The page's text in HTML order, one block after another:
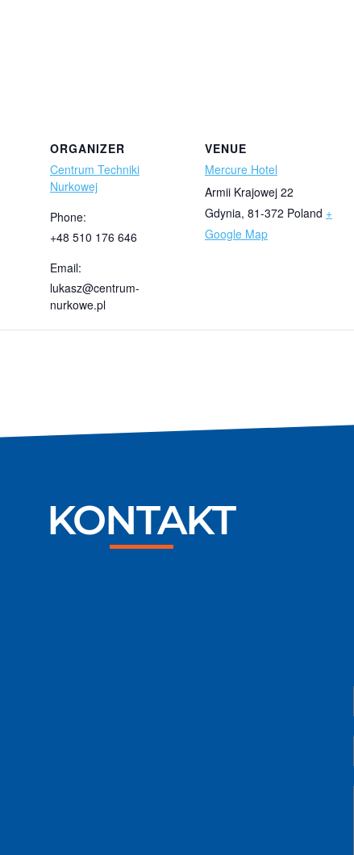
ORGANIZER
Centrum Techniki
Nurkowej
Phone:
+48 510 176 646
Email:
lukasz@centrum-
nurkowe.pl
VENUE
Mercure Hotel
Armii Krajowej 22
Gdynia, 81-372 Poland +
Google Map
KONTAKT